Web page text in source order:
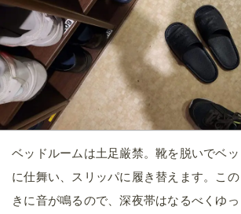
ベッドルームは土足厳禁。靴を脱いでベ
に仕舞い、スリッパに履き替えます。こ
きに音が鳴るので、深夜帯はなるべくゆ